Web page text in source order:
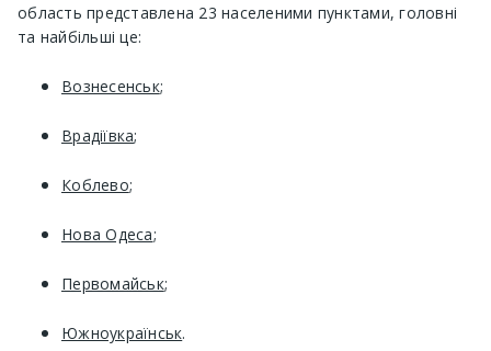
область представлена ​​23 населеними пунктами, головні
та найбільші це:
Вознесенськ;
Врадіївка;
Коблево;
Нова Одеса;
Первомайськ;
Южноукраїнськ.